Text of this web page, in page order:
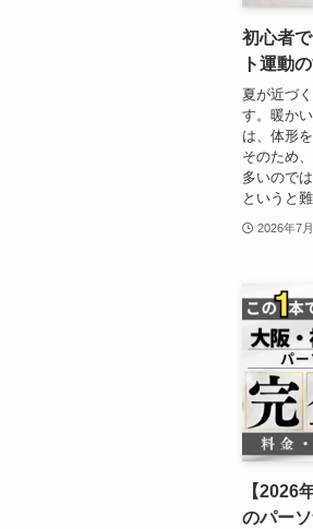
初心者
ト運動
夏が近づ
す。暖か
は、体形
そのため
多いので
というと
2026年7
【2026
のパー